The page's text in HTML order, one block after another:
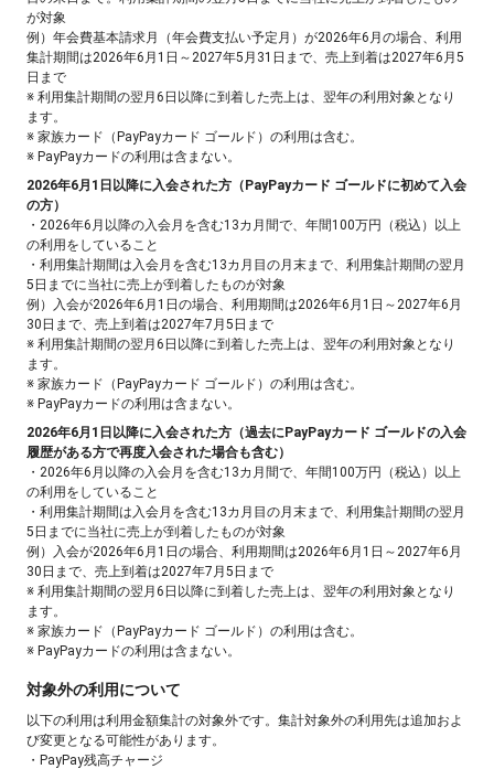
が対象
例）年会費基本請求月（年会費支払い予定月）が2026年6月の場合、利用
集計期間は2026年6月1日～2027年5月31日まで、売上到着は2027年6月5
日まで
※ 利用集計期間の翌月6日以降に到着した売上は、翌年の利用対象となり
ます。
※ 家族カード（PayPayカード ゴールド）の利用は含む。
※ PayPayカードの利用は含まない。
2026年6月1日以降に入会された方（PayPayカード ゴールドに初めて入会
の方）
・2026年6月以降の入会月を含む13カ月間で、年間100万円（税込）以上
の利用をしていること
・利用集計期間は入会月を含む13カ月目の月末まで、利用集計期間の翌月
5日までに当社に売上が到着したものが対象
例）入会が2026年6月1日の場合、利用期間は2026年6月1日～2027年6月
30日まで、売上到着は2027年7月5日まで
※ 利用集計期間の翌月6日以降に到着した売上は、翌年の利用対象となり
ます。
※ 家族カード（PayPayカード ゴールド）の利用は含む。
※ PayPayカードの利用は含まない。
2026年6月1日以降に入会された方（過去にPayPayカード ゴールドの入会
履歴がある方で再度入会された場合も含む）
・2026年6月以降の入会月を含む13カ月間で、年間100万円（税込）以上
の利用をしていること
・利用集計期間は入会月を含む13カ月目の月末まで、利用集計期間の翌月
5日までに当社に売上が到着したものが対象
例）入会が2026年6月1日の場合、利用期間は2026年6月1日～2027年6月
30日まで、売上到着は2027年7月5日まで
※ 利用集計期間の翌月6日以降に到着した売上は、翌年の利用対象となり
ます。
※ 家族カード（PayPayカード ゴールド）の利用は含む。
※ PayPayカードの利用は含まない。
対象外の利用について
以下の利用は利用金額集計の対象外です。集計対象外の利用先は追加およ
び変更となる可能性があります。
・PayPay残高チャージ